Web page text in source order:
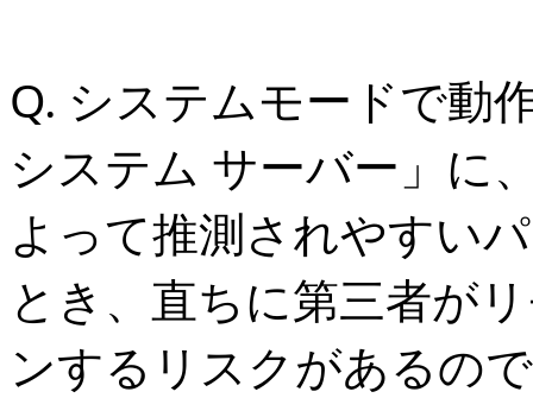
Q. システムモードで動
システム サーバー」に
よって推測されやすい
とき、直ちに第三者が
ンするリスクがあるの